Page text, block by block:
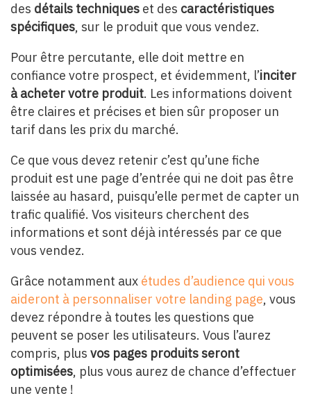
des détails techniques et des caractéristiques
spécifiques, sur le produit que vous vendez.
Pour être percutante, elle doit mettre en
confiance votre prospect, et évidemment, l’inciter
à acheter votre produit. Les informations doivent
être claires et précises et bien sûr proposer un
tarif dans les prix du marché.
Ce que vous devez retenir c’est qu’une fiche
produit est une page d’entrée qui ne doit pas être
laissée au hasard, puisqu’elle permet de capter un
trafic qualifié. Vos visiteurs cherchent des
informations et sont déjà intéressés par ce que
vous vendez.
Grâce notamment aux études d’audience qui vous
aideront à personnaliser votre landing page, vous
devez répondre à toutes les questions que
peuvent se poser les utilisateurs. Vous l’aurez
compris, plus vos pages produits seront
optimisées, plus vous aurez de chance d’effectuer
une vente !